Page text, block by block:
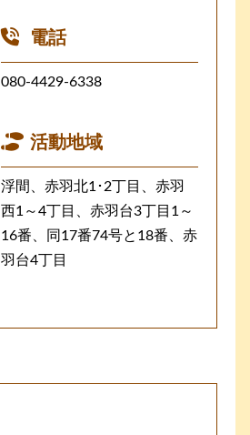
電話
080-4429-6338
活動地域
浮間、赤羽北1･2丁目、赤羽
西1～4丁目、赤羽台3丁目1～
16番、同17番74号と18番、赤
羽台4丁目